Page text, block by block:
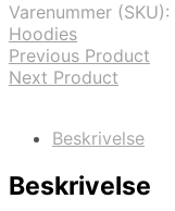
Varenummer (SKU):
Hoodies
Previous Product
Next Product
Beskrivelse
Beskrivelse